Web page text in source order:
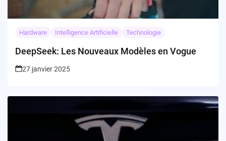
Hardware Intelligence Artificielle Technologie
DeepSeek: Les Nouveaux Modèles en Vogue
27 janvier 2025